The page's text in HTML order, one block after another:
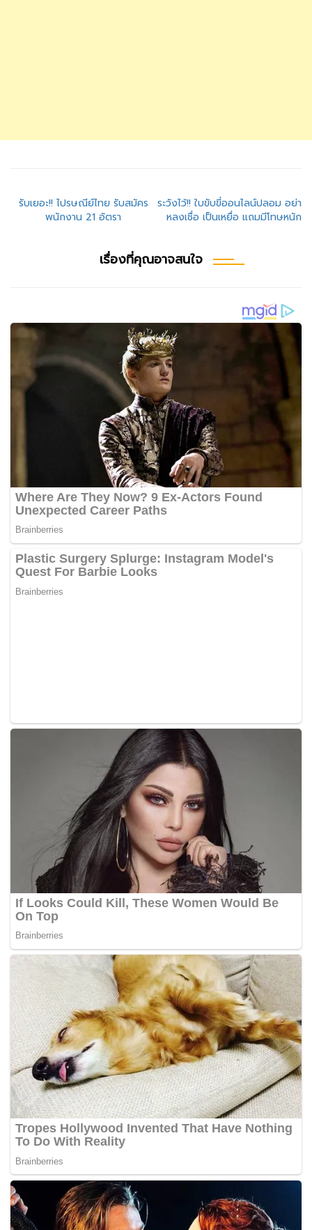
แนะแนว
เรื่อง
รับเยอะ!! ไปรษณีย์ไทย รับสมัคร
พนักงาน 21 อัตรา
ระวังไว้!! ใบขับขี่ออนไลน์ปลอม อย่า
หลงเชื่อ เป็นเหยื่อ แถมมีโทษหนัก
เรื่องที่คุณอาจสนใจ